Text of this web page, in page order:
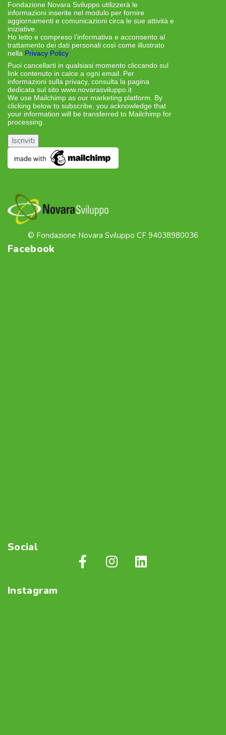
Fondazione Novara Sviluppo utilizzerà le
informazioni inserite nel modulo per fornire
aggiornamenti e comunicazioni circa le sue attività e
iniziative.
Ho letto e compreso l’informativa e acconsento al
trattamento dei dati personali così come illustrato
nella Privacy Policy
Puoi cancellarti in qualsiasi momento cliccando sul
link contenuto in calce a ogni email. Per
informazioni sulla privacy, consulta la pagina
dedicata sul sito www.novarasviluppo.it
We use Mailchimp as our marketing platform. By
clicking below to subscribe, you acknowledge that
your information will be transferred to Mailchimp for
processing.
© Fondazione Novara Sviluppo CF 94038980036
Facebook
Social
Instagram